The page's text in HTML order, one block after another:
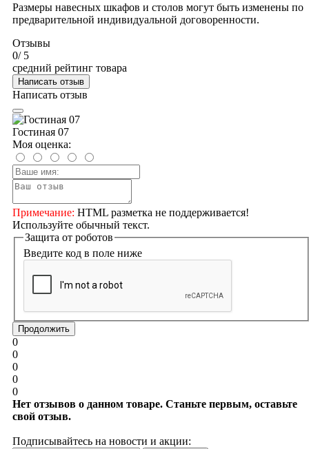
Размеры навесных шкафов и столов могут быть изменены по
предварительной индивидуальной договоренности.
Отзывы
0/ 5
средний рейтинг товара
Написать отзыв
Написать отзыв
Гостиная 07
Моя оценка:
Примечание: HTML разметка не поддерживается!
Используйте обычный текст.
Защита от роботов
Введите код в поле ниже
Продолжить
0
0
0
0
0
Нет отзывов о данном товаре. Станьте первым, оставьте
свой отзыв.
Подписывайтесь на новости и акции: